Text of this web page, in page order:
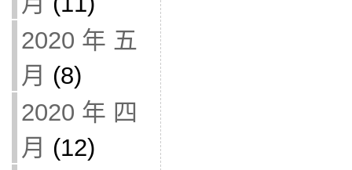
2020 年 五
月 (8)
2020 年 四
月 (12)